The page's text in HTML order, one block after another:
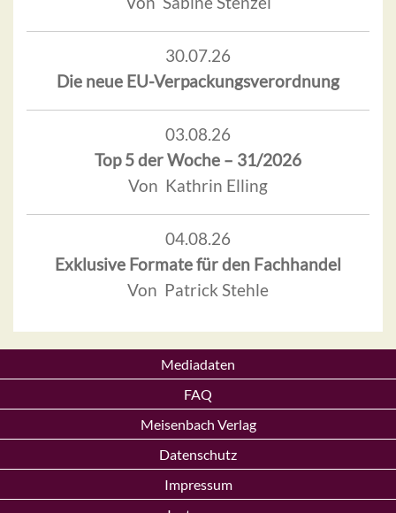
30.07.26
Die neue EU-Verpackungsverordnung
03.08.26
Top 5 der Woche – 31/2026
Von Kathrin Elling
04.08.26
Exklusive Formate für den Fachhandel
Von Patrick Stehle
Mediadaten
FAQ
Meisenbach Verlag
Datenschutz
Impressum